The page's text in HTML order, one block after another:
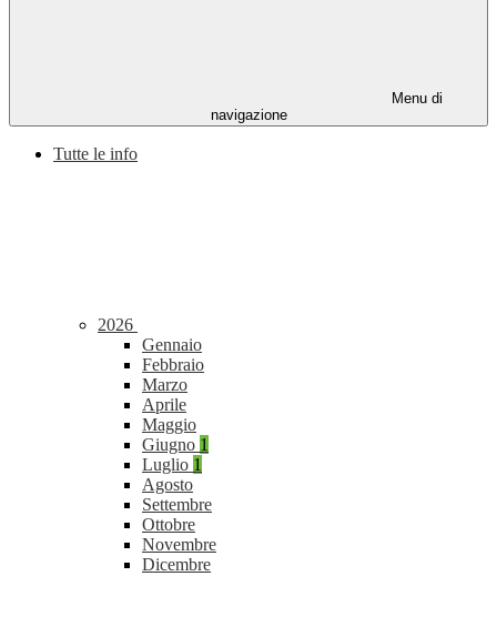
Menu di
navigazione
Tutte le info
2026
Gennaio
Febbraio
Marzo
Aprile
Maggio
Giugno 1
Luglio 1
Agosto
Settembre
Ottobre
Novembre
Dicembre